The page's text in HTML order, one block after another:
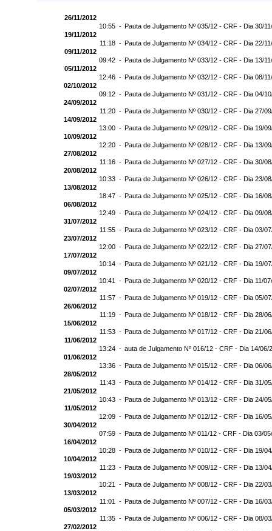
26/11/2012
10:55 - Pauta de Julgamento Nº 035/12 - CRF - Dia 30/
19/11/2012
11:18 - Pauta de Julgamento Nº 034/12 - CRF - Dia 22/
09/11/2012
09:42 - Pauta de Julgamento Nº 033/12 - CRF - Dia 13/
05/11/2012
12:46 - Pauta de Julgamento Nº 032/12 - CRF - Dia 08/
02/10/2012
09:12 - Pauta de Julgamento Nº 031/12 - CRF - Dia 04/
24/09/2012
11:20 - Pauta de Julgamento Nº 030/12 - CRF - Dia 27/
14/09/2012
13:00 - Pauta de Julgamento Nº 029/12 - CRF - Dia 19/
10/09/2012
12:20 - Pauta de Julgamento Nº 028/12 - CRF - Dia 13/
27/08/2012
11:16 - Pauta de Julgamento Nº 027/12 - CRF - Dia 30/
20/08/2012
10:33 - Pauta de Julgamento Nº 026/12 - CRF - Dia 23/
13/08/2012
18:47 - Pauta de Julgamento Nº 025/12 - CRF - Dia 16/
06/08/2012
12:49 - Pauta de Julgamento Nº 024/12 - CRF - Dia 09/
31/07/2012
11:55 - Pauta de Julgamento Nº 023/12 - CRF - Dia 03/
23/07/2012
12:00 - Pauta de Julgamento Nº 022/12 - CRF - Dia 27/
17/07/2012
10:14 - Pauta de Julgamento Nº 021/12 - CRF - Dia 19/
09/07/2012
10:41 - Pauta de Julgamento Nº 020/12 - CRF - Dia 11/
02/07/2012
11:57 - Pauta de Julgamento Nº 019/12 - CRF - Dia 05/
26/06/2012
11:19 - Pauta de Julgamento Nº 018/12 - CRF - Dia 28/
15/06/2012
11:53 - Pauta de Julgamento Nº 017/12 - CRF - Dia 21/
11/06/2012
13:24 - auta de Julgamento Nº 016/12 - CRF - Dia 14/06/
01/06/2012
13:36 - Pauta de Julgamento Nº 015/12 - CRF - Dia 06/
28/05/2012
11:43 - Pauta de Julgamento Nº 014/12 - CRF - Dia 31/
21/05/2012
10:43 - Pauta de Julgamento Nº 013/12 - CRF - Dia 24/
11/05/2012
12:09 - Pauta de Julgamento Nº 012/12 - CRF - Dia 16/
30/04/2012
07:59 - Pauta de Julgamento Nº 011/12 - CRF - Dia 03/
16/04/2012
10:28 - Pauta de Julgamento Nº 010/12 - CRF - Dia 19/
10/04/2012
11:23 - Pauta de Julgamento Nº 009/12 - CRF - Dia 13/
19/03/2012
10:21 - Pauta de Julgamento Nº 008/12 - CRF - Dia 22/
13/03/2012
11:01 - Pauta de Julgamento Nº 007/12 - CRF - Dia 16/
05/03/2012
11:35 - Pauta de Julgamento Nº 006/12 - CRF - Dia 08/
27/02/2012